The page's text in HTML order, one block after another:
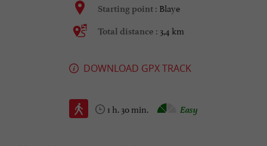
Starting point : Blaye
Total distance : 3,4 km
DOWNLOAD GPX TRACK
1 h. 30 min. Easy